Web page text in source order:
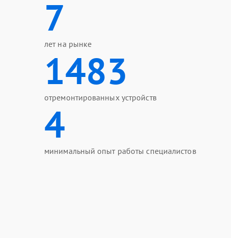
7
лет на рынке
1483
отремонтированных устройств
4
минимальный опыт работы специалистов